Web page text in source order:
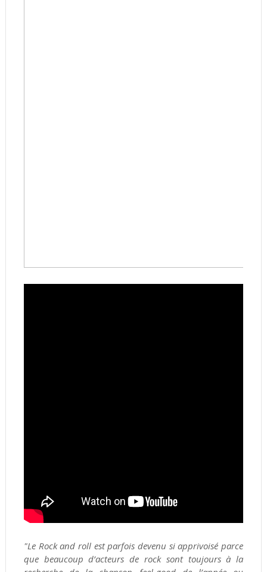
"Le Rock and roll est parfois devenu si apprivoisé parce
que beaucoup d’acteurs de rock sont toujours à la